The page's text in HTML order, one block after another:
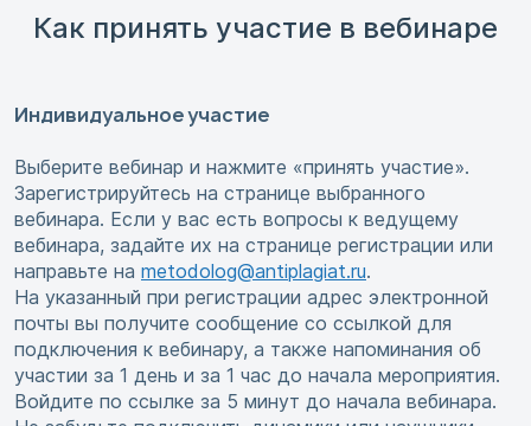
Как принять участие в вебинаре
Индивидуальное участие
Выберите вебинар и нажмите «принять участие».
Зарегистрируйтесь на странице выбранного
вебинара. Если у вас есть вопросы к ведущему
вебинара, задайте их на странице регистрации или
направьте на metodolog@antiplagiat.ru.
На указанный при регистрации адрес электронной
почты вы получите сообщение со ссылкой для
подключения к вебинару, а также напоминания об
участии за 1 день и за 1 час до начала мероприятия.
Войдите по ссылке за 5 минут до начала вебинара.